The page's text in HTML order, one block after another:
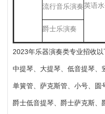
英语水
流行音乐演奏
爵士乐演奏
2023年乐器演奏类专业招收
中提琴、大提琴、低音提琴、
单簧管、萨克斯管、小号、圆
爵士低音提琴、爵士萨克斯、